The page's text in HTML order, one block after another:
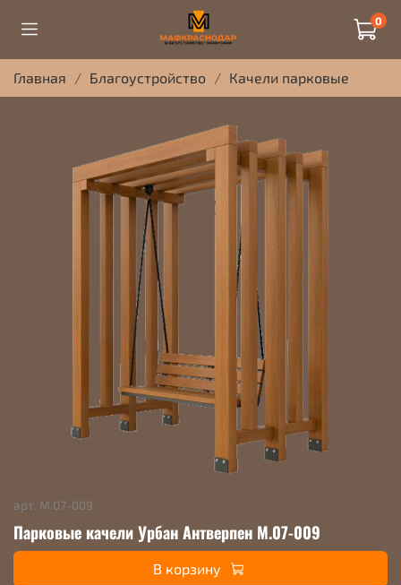
0
Главная Благоустройство Качели парковые
арт. М.07-009
Парковые качели Урбан Антверпен М.07-009
В корзину